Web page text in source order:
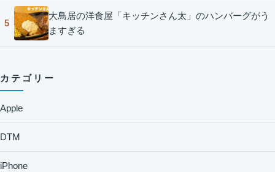
5
大鳥居の洋食屋「キッチンさん太」のハンバーグがう
ますぎる
カテゴリー
Apple
DTM
iPhone